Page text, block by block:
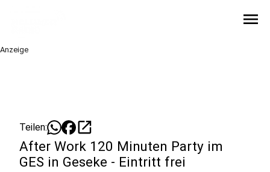
menu
Anzeige
Teilen: open_in_new
After Work 120 Minuten Party im
GES in Geseke - Eintritt frei